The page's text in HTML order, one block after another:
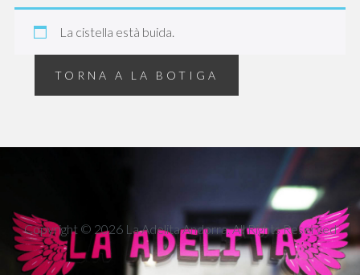
La cistella està buida.
TORNA A LA BOTIGA
Copyright © 2026 La Adelita Andorra. All Rights Reserved